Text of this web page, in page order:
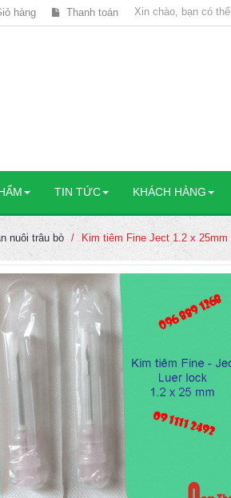
hàng Thanh toán Xin chào, bạn có thể
TIN TỨC KHÁCH HÀNG
nuôi trâu bò Kim tiêm Fine Ject 1.2 x 25mm